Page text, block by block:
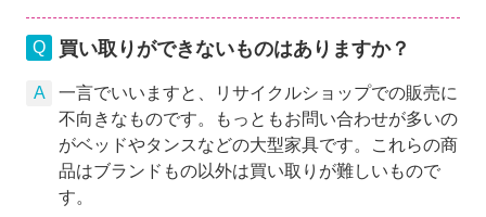
買い取りができないものはありますか？
一言でいいますと、リサイクルショップでの販売に
不向きなものです。もっともお問い合わせが多いの
がベッドやタンスなどの大型家具です。これらの商
品はブランドもの以外は買い取りが難しいもので
す。